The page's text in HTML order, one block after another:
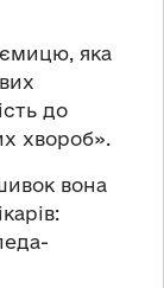
яка
до
хвороб».
вона